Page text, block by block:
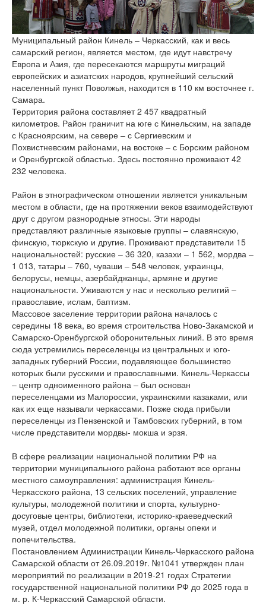
версии сайта
Муниципальный район Кинель – Черкасский, как и весь
самарский регион, является местом, где идут навстречу
Европа и Азия, где пересекаются маршруты миграций
европейских и азиатских народов, крупнейший сельский
населенный пункт Поволжья, находится в 110 км восточнее г.
Самара.
Территория района составляет 2 457 квадратный
километров. Район граничит на юге с Кинельским, на западе
с Красноярским, на севере – с Сергиевским и
Похвистневским районами, на востоке – с Борским районом
и Оренбургской областью. Здесь постоянно проживают 42
232 человека.
Район в этнографическом отношении является уникальным
местом в области, где на протяжении веков взаимодействуют
друг с другом разнородные этносы. Эти народы
представляют различные языковые группы – славянскую,
финскую, тюркскую и другие. Проживают представители 15
национальностей: русские – 36 320, казахи – 1 562, мордва –
1 013, татары – 760, чуваши – 548 человек, украинцы,
белорусы, немцы, азербайджанцы, армяне и другие
национальности. Уживаются у нас и несколько религий –
православие, ислам, баптизм.
Массовое заселение территории района началось с
середины 18 века, во время строительства Ново-Закамской и
Самарско-Оренбургской оборонительных линий. В это время
сюда устремились переселенцы из центральных и юго-
западных губерний России, подавляющее большинство
которых были русскими и православными. Кинель-Черкассы
– центр одноименного района – был основан
переселенцами из Малороссии, украинскими казаками, или
как их еще называли черкассами. Позже сюда прибыли
переселенцы из Пензенской и Тамбовских губерний, в том
числе представители мордвы- мокша и эрзя.
В сфере реализации национальной политики РФ на
территории муниципального района работают все органы
местного самоуправления: администрация Кинель-
Черкасского района, 13 сельских поселений, управление
культуры, молодежной политики и спорта, культурно-
досуговые центры, библиотеки, историко-краеведческий
музей, отдел молодежной политики, органы опеки и
попечительства.
Постановлением Администрации Кинель-Черкасского района
Самарской области от 26.09.2019г. №1041 утвержден план
мероприятий по реализации в 2019-21 годах Стратегии
государственной национальной политики РФ до 2025 года в
м. р. К-Черкасский Самарской области.